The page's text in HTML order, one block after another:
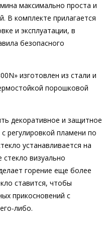
максимально проста и
В комплекте прилагается
и эксплуатации, в
безопасного
изготовлен из стали и
порошковой
декоративное и защитное
регулировкой пламени по
устанавливается на
визуально
горение еще более
ставится, чтобы
прикосновений с
либо.